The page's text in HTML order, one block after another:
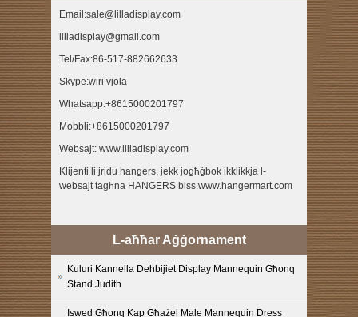
Email:sale@lilladisplay.com
lilladisplay@gmail.com
Tel/Fax:86-517-882662633
Skype:wiri vjola
Whatsapp:+8615000201797
Mobbli:+8615000201797
Websajt: www.lilladisplay.com
Klijenti li jridu hangers, jekk jogħġbok ikklikkja l-
websajt tagħna HANGERS biss:www.hangermart.com
L-aħħar Aġġornament
Kuluri Kannella Dehbijiet Display Mannequin Għonq
Stand Judith
Iswed Għonq Kap Għażel Male Mannequin Dress